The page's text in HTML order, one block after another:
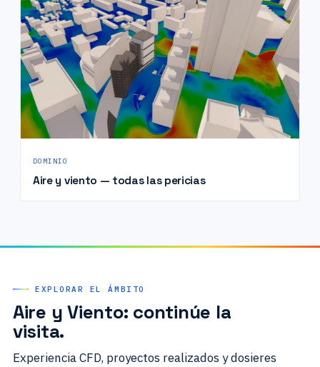
DOMINIO
Aire y viento — todas las pericias
EXPLORAR EL ÁMBITO
Aire y Viento: continúe la
visita.
Experiencia CFD, proyectos realizados y dosieres